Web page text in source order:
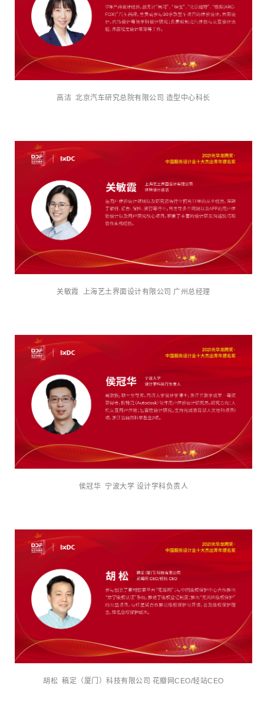
高洁 北京汽车研究总院有限公司 造型中心科长
关敏霞 上海艺土界面设计有限公司 广州总经理
侯冠华 宁波大学 设计学科负责人
胡松 稿定（厦门）科技有限公司 花瓣网CEO/轻站CEO